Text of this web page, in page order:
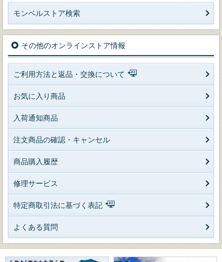
モンベルストア検索
その他のオンラインストア情報
ご利用方法と返品・交換について
お気に入り商品
入荷通知商品
注文商品の確認・キャンセル
商品購入履歴
修理サービス
特定商取引法に基づく表記
よくある質問